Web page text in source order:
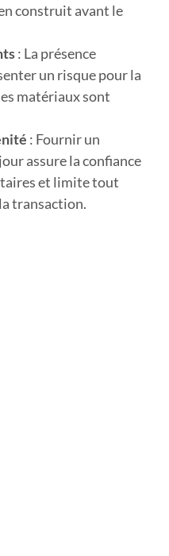
construit avant le
: La présence
un risque pour la
matériaux sont
: Fournir un
assure la confiance
et limite tout
transaction.